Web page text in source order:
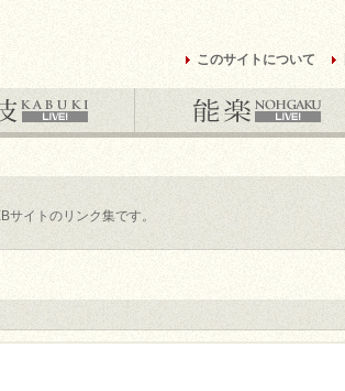
このサイトについて
イトのリンク集です。